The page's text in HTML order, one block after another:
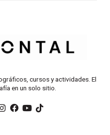
cursos y actividades. El
en un solo sitio.